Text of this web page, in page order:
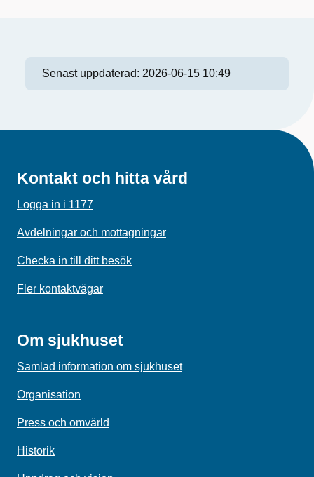
Senast uppdaterad: 2026-06-15 10:49
Kontakt och hitta vård
Logga in i 1177
Avdelningar och mottagningar
Checka in till ditt besök
Fler kontaktvägar
Om sjukhuset
Samlad information om sjukhuset
Organisation
Press och omvärld
Historik